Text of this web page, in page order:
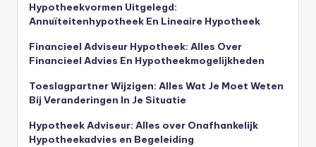
Hypotheekvormen Uitgelegd:
Annuïteitenhypotheek En Lineaire Hypotheek
Financieel Adviseur Hypotheek: Alles Over
Financieel Advies En Hypotheekmogelijkheden
Toeslagpartner Wijzigen: Alles Wat Je Moet Weten
Bij Veranderingen In Je Situatie
Hypotheek Adviseur: Alles over Onafhankelijk
Hypotheekadvies en Begeleiding